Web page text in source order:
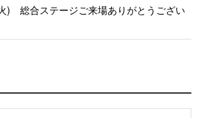
)
総合ステージご来場ありがとうござい